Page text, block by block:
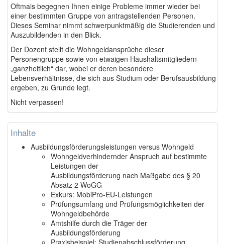
Oftmals begegnen Ihnen einige Probleme immer wieder bei
einer bestimmten Gruppe von antragstellenden Personen.
Dieses Seminar nimmt schwerpunktmäßig die Studierenden und
Auszubildenden in den Blick.
Der Dozent stellt die Wohngeldansprüche dieser
Personengruppe sowie von etwaigen Haushaltsmitgliedern
„ganzheitlich“ dar, wobei er deren besondere
Lebensverhältnisse, die sich aus Studium oder Berufsausbildung
ergeben, zu Grunde legt.
Nicht verpassen!
Inhalte
Ausbildungsförderungsleistungen versus Wohngeld
Wohngeldverhindernder Anspruch auf bestimmte
Leistungen der
Ausbildungsförderung nach Maßgabe des § 20
Absatz 2 WoGG
Exkurs: MobiPro-EU-Leistungen
Prüfungsumfang und Prüfungsmöglichkeiten der
Wohngeldbehörde
Amtshilfe durch die Träger der
Ausbildungsförderung
Praxisbeispiel: Studienabschlussförderung